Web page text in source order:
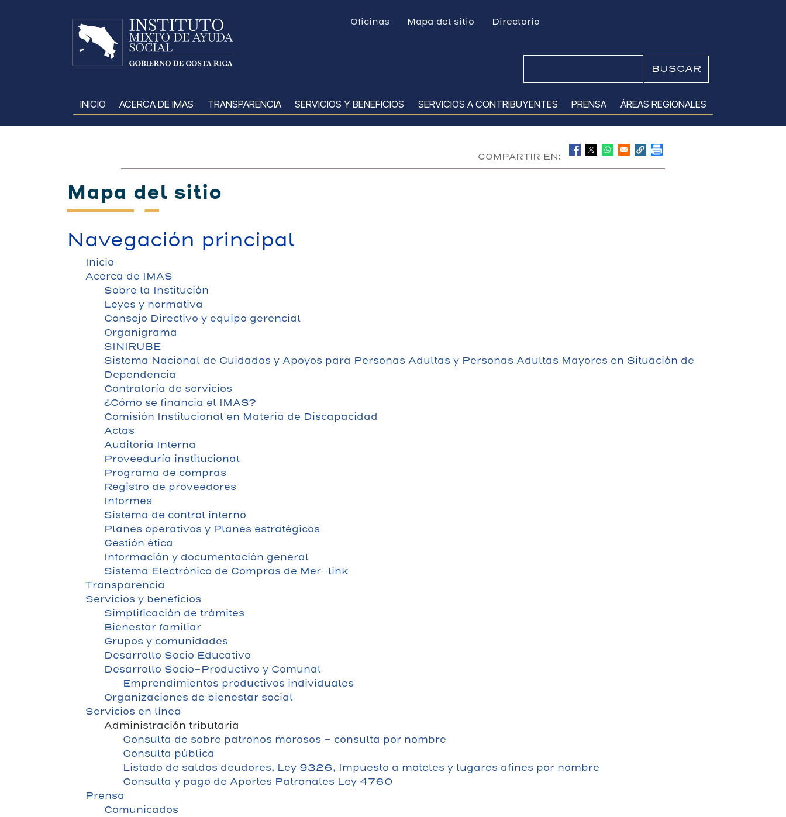
Menú Top
Oficinas Mapa del sitio Directorio
INICIO ACERCA DE IMAS TRANSPARENCIA SERVICIOS Y BENEFICIOS SERVICIOS A CONTRIBUYENTES PRENSA ÁREAS REGIONALES
COMPARTIR EN:
Mapa del sitio
Navegación principal
Inicio
Acerca de IMAS
Sobre la Institución
Leyes y normativa
Consejo Directivo y equipo gerencial
Organigrama
SINIRUBE
Sistema Nacional de Cuidados y Apoyos para Personas Adultas y Personas Adultas Mayores en Situación de
Dependencia
Contraloría de servicios
¿Cómo se financia el IMAS?
Comisión Institucional en Materia de Discapacidad
Actas
Auditoría Interna
Proveeduría institucional
Programa de compras
Registro de proveedores
Informes
Sistema de control interno
Planes operativos y Planes estratégicos
Gestión ética
Información y documentación general
Sistema Electrónico de Compras de Mer-link
Transparencia
Servicios y beneficios
Simplificación de trámites
Bienestar familiar
Grupos y comunidades
Desarrollo Socio Educativo
Desarrollo Socio-Productivo y Comunal
Emprendimientos productivos individuales
Organizaciones de bienestar social
Servicios en línea
Administración tributaria
Consulta de sobre patronos morosos - consulta por nombre
Consulta pública
Listado de saldos deudores, Ley 9326, Impuesto a moteles y lugares afines por nombre
Consulta y pago de Aportes Patronales Ley 4760
Prensa
Comunicados